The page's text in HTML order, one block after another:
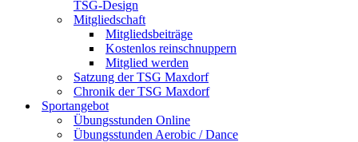
TSG-Design
Mitgliedschaft
Mitgliedsbeiträge
Kostenlos reinschnuppern
Mitglied werden
Satzung der TSG Maxdorf
Chronik der TSG Maxdorf
Sportangebot
Übungsstunden Online
Übungsstunden Aerobic / Dance